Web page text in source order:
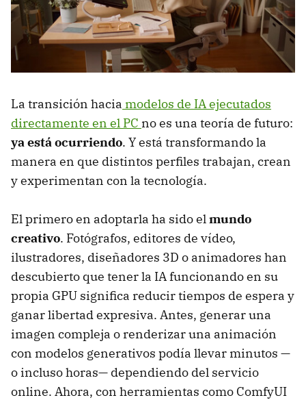
La transición hacia modelos de IA ejecutados
directamente en el PC no es una teoría de futuro:
ya está ocurriendo. Y está transformando la
manera en que distintos perfiles trabajan, crean
y experimentan con la tecnología.
El primero en adoptarla ha sido elmundo
creativo. Fotógrafos, editores de vídeo,
ilustradores, diseñadores 3D o animadores han
descubierto que tener la IA funcionando en su
propia GPU significa reducir tiempos de espera y
ganar libertad expresiva. Antes, generar una
imagen compleja o renderizar una animación
con modelos generativos podía llevar minutos —
o incluso horas— dependiendo del servicio
online. Ahora, con herramientas como ComfyUI